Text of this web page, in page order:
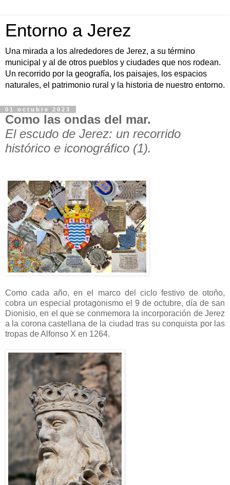
Entorno a Jerez
Una mirada a los alrededores de Jerez, a su término
municipal y al de otros pueblos y ciudades que nos rodean.
Un recorrido por la geografía, los paisajes, los espacios
naturales, el patrimonio rural y la historia de nuestro entorno.
01 octubre 2023
Como las ondas del mar.
El escudo de Jerez: un recorrido
histórico e iconográfico (1).
Como cada año, en el marco del ciclo festivo de otoño,
cobra un especial protagonismo el 9 de octubre, día de san
Dionisio, en el que se conmemora la incorporación de Jerez
a la corona castellana de la ciudad tras su conquista por las
tropas de Alfonso X en 1264.